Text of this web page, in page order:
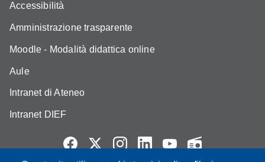
Accessibilità
Amministrazione trasparente
Moodle - Modalità didattica online
Aule
Intranet di Ateneo
Intranet DIEF